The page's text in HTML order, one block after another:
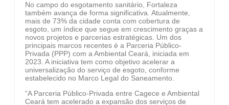
No campo do esgotamento sanitário, Fortaleza
também avança de forma significativa. Atualmente,
mais de 73% da cidade conta com cobertura de
esgoto, um índice que segue em crescimento graças a
novos projetos e parcerias estratégicas. Um dos
principais marcos recentes é a Parceria Público-
Privada (PPP) com a Ambiental Ceará, iniciada em
2023. A iniciativa tem como objetivo acelerar a
universalização do serviço de esgoto, conforme
estabelecido no Marco Legal do Saneamento.
“A Parceria Público-Privada entre Cagece e Ambiental
Ceará tem acelerado a expansão dos serviços de